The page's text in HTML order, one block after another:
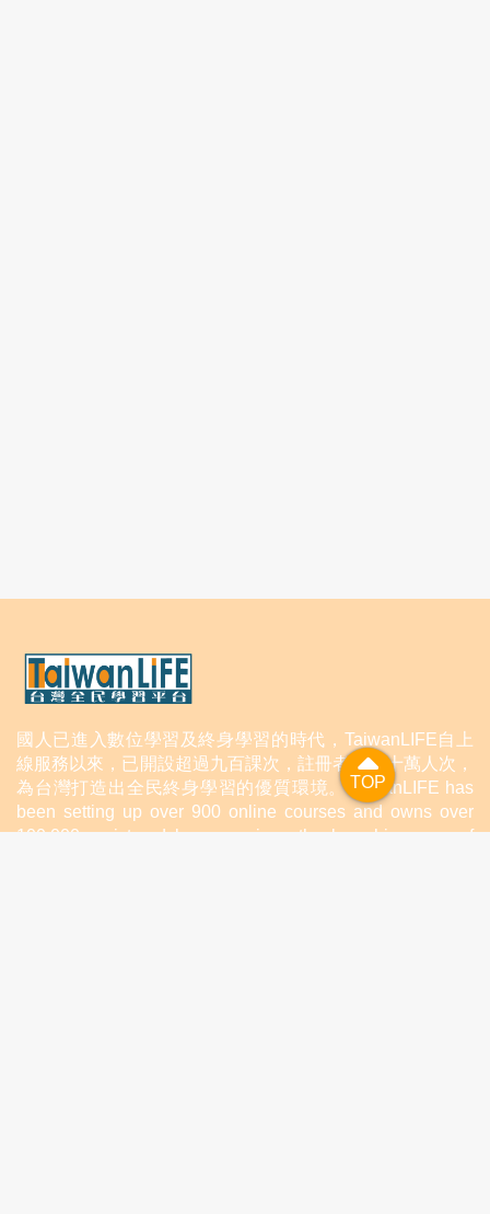
TOP
TOP
國人已進入數位學習及終身學習的時代，TaiwanLIFE自上
線服務以來，已開設超過九百課次，註冊者超過十萬人次，
為台灣打造出全民終身學習的優質環境。TaiwanLIFE has
been setting up over 900 online courses and owns over
100,000 registered learners since the launching year of